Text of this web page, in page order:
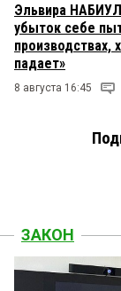
Эльвира
убыток себе
производствах,
падает»
8 августа 16:45
ЗАКОН